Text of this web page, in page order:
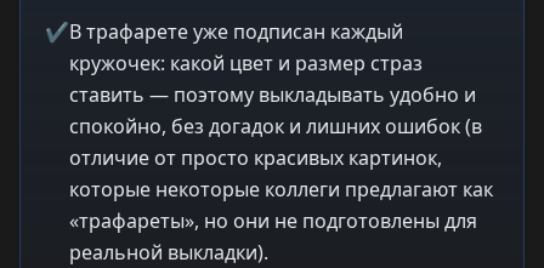
✔В трафарете уже подписан каждый
кружочек: какой цвет и размер страз
ставить — поэтому выкладывать удобно и
спокойно, без догадок и лишних ошибок (в
отличие от просто красивых картинок,
которые некоторые коллеги предлагают как
«трафареты», но они не подготовлены для
реальной выкладки).